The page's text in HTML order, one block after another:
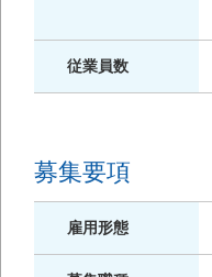
従業員数
募集要項
雇用形態